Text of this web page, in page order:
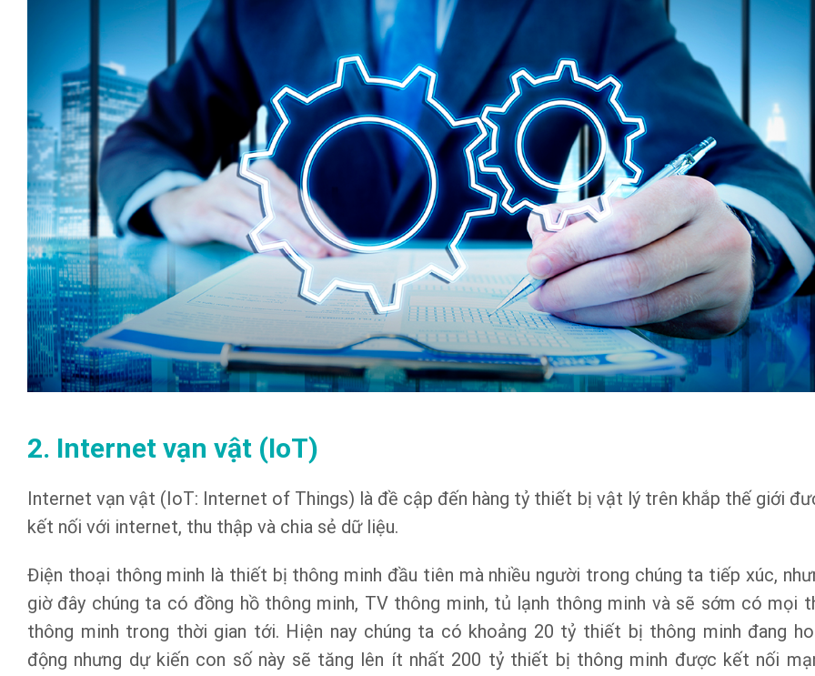
2. Internet vạn vật (IoT)
Internet vạn vật (IoT: Internet of Things) là đề cập đến hàng tỷ thiết bị vật lý trên khắp thế giới
kết nối với internet, thu thập và chia sẻ dữ liệu.
Điện thoại thông minh là thiết bị thông minh đầu tiên mà nhiều người trong chúng ta tiếp xúc,
giờ đây chúng ta có đồng hồ thông minh, TV thông minh, tủ lạnh thông minh và sẽ sớm có mọi
thông minh trong thời gian tới. Hiện nay chúng ta có khoảng 20 tỷ thiết bị thông minh đang
động nhưng dự kiến con số này sẽ tăng lên ít nhất 200 tỷ thiết bị thông minh được kết nối